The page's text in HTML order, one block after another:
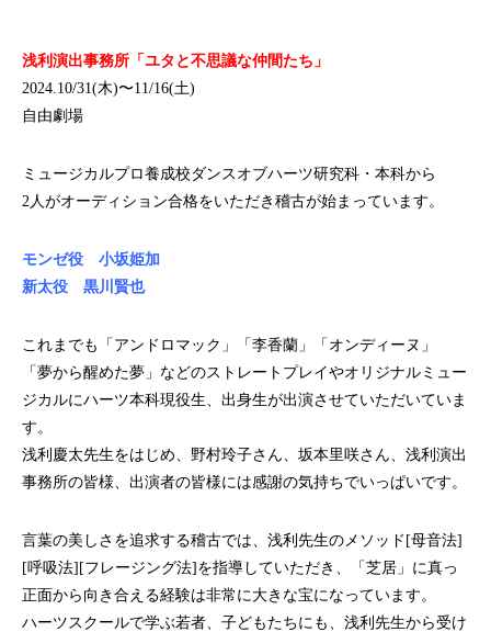
浅利演出事務所「ユタと不思議な仲間たち」
2024.10/31(木)〜11/16(土)
自由劇場
ミュージカルプロ養成校ダンスオブハーツ研究科・本科から
2人がオーディション合格をいただき稽古が始まっています。
モンゼ役 小坂姫加
新太役 黒川賢也
これまでも「アンドロマック」「李香蘭」「オンディーヌ」
「夢から醒めた夢」などのストレートプレイやオリジナルミュー
ジカルにハーツ本科現役生、出身生が出演させていただいていま
す。
浅利慶太先生をはじめ、野村玲子さん、坂本里咲さん、浅利演出
事務所の皆様、出演者の皆様には感謝の気持ちでいっぱいです。
言葉の美しさを追求する稽古では、浅利先生のメソッド[母音法]
[呼吸法][フレージング法]を指導していただき、「芝居」に真っ
正面から向き合える経験は非常に大きな宝になっています。
ハーツスクールで学ぶ若者、子どもたちにも、浅利先生から受け